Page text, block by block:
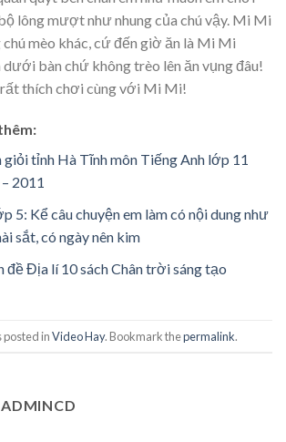
lông mượt như nhung của chú vậy. Mi Mi
mèo khác, cứ đến giờ ăn là Mi Mi
dưới bàn chứ không trèo lên ăn vụng đâu!
rất thích chơi cùng với Mi Mi!
tỉnh Hà Tĩnh môn Tiếng Anh lớp 11
2011
5: Kể câu chuyện em làm có nội dung như
sắt, có ngày nên kim
đề Địa lí 10 sách Chân trời sáng tạo
posted inVideo Hay. Bookmark thepermalink.
ADMINCD